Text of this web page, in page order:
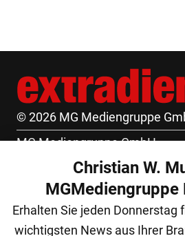
© 2026 MG Mediengruppe
MG Mediengruppe GmbH
Burgring 1/7
1010 Wien
+43 (1) 522 14 14
Christian W.
MGMediengruppe
Erhalten Sie jeden Donnerstag
wichtigsten News aus Ihrer